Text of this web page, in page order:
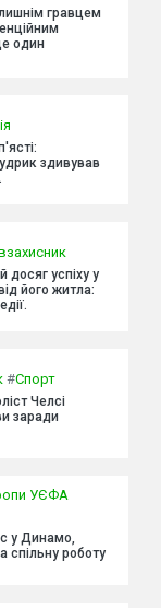
гравцем
один
здивував
досяг успіху у
його житла:
#Спорт
Челсі
заради
УЄФА
у Динамо,
спільну роботу